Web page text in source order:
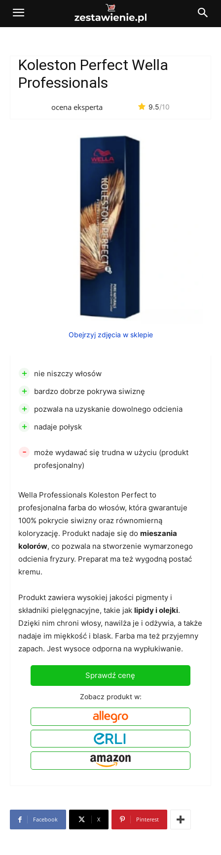
Koleston Perfect Wella
Professionals
ocena eksperta 9.5/10
Obejrzyj zdjęcia w sklepie
Wella Professionals Koleston Perfect to
profesjonalna farba do włosów, która gwarantuje
100% pokrycie siwizny oraz równomierną
koloryzację. Produkt nadaje się do mieszania
kolorów, co pozwala na stworzenie wymarzonego
odcienia fryzury. Preparat ma też wygodną postać
kremu.
Produkt zawiera wysokiej jakości pigmenty i
składniki pielęgnacyjne, takie jak lipidy i olejki.
Dzięki nim chroni włosy, nawilża je i odżywia, a także
nadaje im miękkość i blask. Farba ma też przyjemny
zapach. Jest wysoce odporna na wypłukiwanie.
+ nie niszczy włosów
+ bardzo dobrze pokrywa siwiznę
+ pozwala na uzyskanie dowolnego odcienia
+ nadaje połysk
-
może wydawać się trudna w użyciu (produkt
profesjonalny)
Sprawdź cenę
Zobacz produkt w:
Facebook X Pinterest